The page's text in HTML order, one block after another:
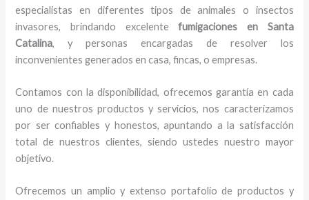
especialistas en diferentes tipos de animales o insectos
invasores, brindando excelentefumigaciones en Santa
Catalina, y personas encargadas de resolver los
inconvenientes generados en casa, fincas, o empresas.
Contamos con la disponibilidad, ofrecemos garantía en cada
uno de nuestros productos y servicios, nos caracterizamos
por ser confiables y honestos, apuntando a la satisfacción
total de nuestros clientes, siendo ustedes nuestro mayor
objetivo.
Ofrecemos un amplio y extenso portafolio de productos y